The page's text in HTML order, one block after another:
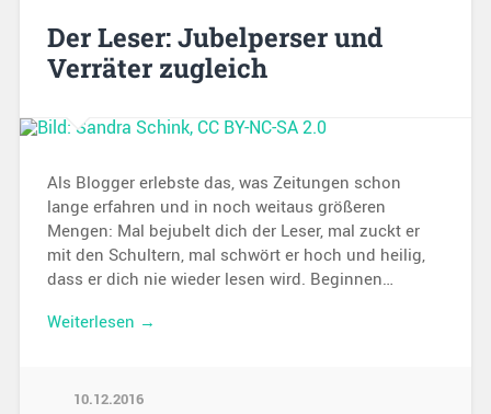
Der Leser: Jubelperser und
Verräter zugleich
Als Blogger erlebste das, was Zeitungen schon
lange erfahren und in noch weitaus größeren
Mengen: Mal bejubelt dich der Leser, mal zuckt er
mit den Schultern, mal schwört er hoch und heilig,
dass er dich nie wieder lesen wird. Beginnen…
Weiterlesen →
10.12.2016